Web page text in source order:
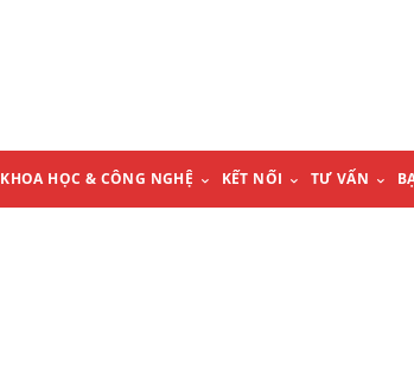
KHOA HỌC & CÔNG NGHỆ KẾT NỐI TƯ VẤN